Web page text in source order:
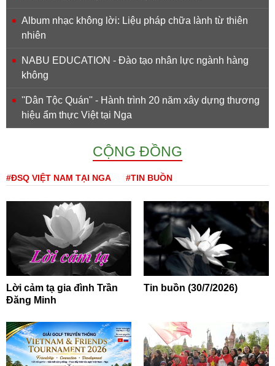
Album nhạc không lời: Liệu pháp chữa lành từ thiên
nhiên
NABU EDUCATION - Đào tạo nhân lực ngành hàng
không
''Dân Tộc Quán'' - Hành trình 20 năm xây dựng thương
hiệu ẩm thực Việt tại Nga
CỘNG ĐỒNG
#ĐSQ VIỆT NAM TẠI NGA #TIN BUỒN
Lời cảm tạ gia đình Trần
Đăng Minh
Tin buồn (30/7/2026)